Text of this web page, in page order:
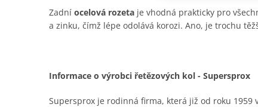
Zadní ocelová rozeta je vhodná prakticky pro
a zinku, čímž lépe odolává korozi. Ano, je trochu
Informace o výrobci řetězových kol - Supersprox
Supersprox je rodinná firma, která již od roku 1959